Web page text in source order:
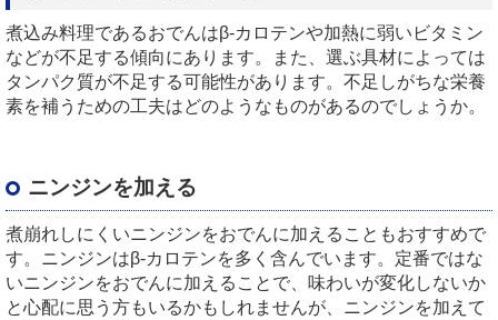
煮込み料理であるおでんはβ-カロテンや加熱に弱いビタミン
などが不足する傾向にあります。また、選ぶ具材によっては
タンパク質が不足する可能性があります。不足しがちな栄養
素を補うための工夫はどのようなものがあるのでしょうか。
ニンジンを加える
煮崩れしにくいニンジンをおでんに加えることもおすすめで
す。ニンジンはβ-カロテンを多く含んでいます。定番ではな
いニンジンをおでんに加えることで、味わいが変化しないか
と心配に思う方もいるかもしれませんが、ニンジンを加えて